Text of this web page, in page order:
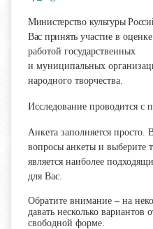
Министерство культуры
Вас принять участие в
работой государственных
и муниципальных
народного творчества.
Исследование проводится
Анкета заполняется просто.
вопросы анкеты и выберите
является наиболее
для Вас.
Обратите внимание – на
давать несколько вариантов
свободной форме.